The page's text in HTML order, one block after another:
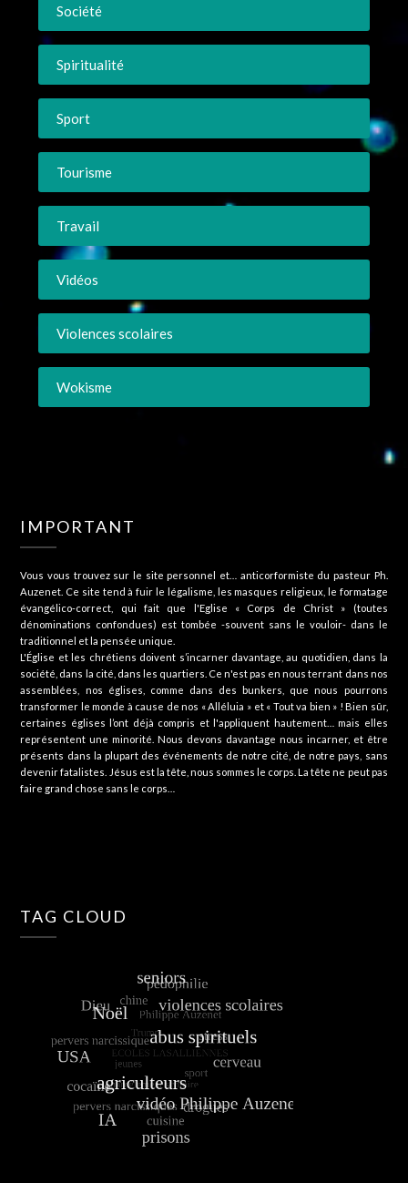
Société
Spiritualité
Sport
Tourisme
Travail
Vidéos
Violences scolaires
Wokisme
IMPORTANT
Vous vous trouvez sur le site personnel et… anticorformiste du pasteur Ph.
Auzenet. Ce site tend à fuir le légalisme, les masques religieux, le formatage
évangélico-correct, qui fait que l'Eglise « Corps de Christ » (toutes
dénominations confondues) est tombée -souvent sans le vouloir- dans le
traditionnel et la pensée unique.
L'Église et les chrétiens doivent s’incarner davantage, au quotidien, dans la
société, dans la cité, dans les quartiers. Ce n'est pas en nous terrant dans nos
assemblées, nos églises, comme dans des bunkers, que nous pourrons
transformer le monde à cause de nos « Alléluia » et « Tout va bien » ! Bien sûr,
certaines églises l’ont déjà compris et l'appliquent hautement… mais elles
représentent une minorité. Nous devons davantage nous incarner, et être
présents dans la plupart des événements de notre cité, de notre pays, sans
devenir fatalistes. Jésus est la tête, nous sommes le corps. La tête ne peut pas
faire grand chose sans le corps…
TAG CLOUD